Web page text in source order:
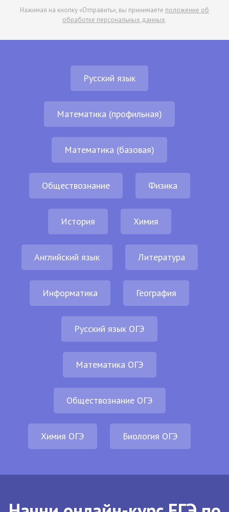
Нажимая на кнопку «Отправить», вы принимаете положение об
обработке персональных данных.
Русский язык
Математика (профильная)
Математика (базовая)
Обществознание Физика
История Химия
Английский язык Литература
Информатика География
Русский язык ОГЭ
Математика ОГЭ
Обществознание ОГЭ
Химия ОГЭ Биология ОГЭ